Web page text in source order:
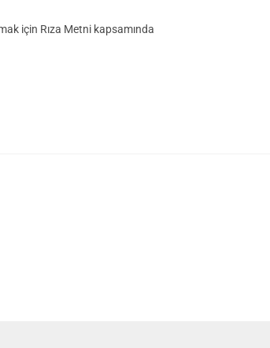
için Rıza Metni kapsamında